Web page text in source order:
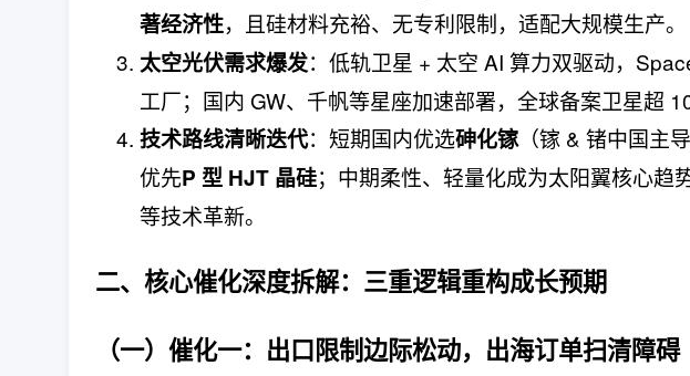
著经济性，且硅材料充裕、无专利限制，适配大规模生产。
太空光伏需求爆发：低轨卫星 + 太空 AI 算力双驱动，
工厂；国内 GW、千帆等星座加速部署，全球备案卫星超
技术路线清晰迭代：短期国内优选砷化镓（镓 & 锗中国主
优先P 型 HJT 晶硅；中期柔性、轻量化成为太阳翼核心趋
等技术革新。
二、核心催化深度拆解： 三重逻辑重构成长预期
（一）催化一： 出口限制边际松动，出海订单扫清障碍